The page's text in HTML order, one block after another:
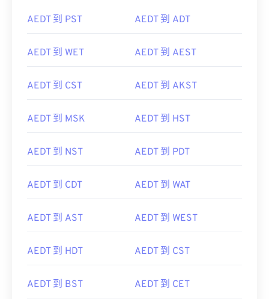
AEDT 到 PST AEDT 到 ADT
AEDT 到 WET AEDT 到 AEST
AEDT 到 CST AEDT 到 AKST
AEDT 到 MSK AEDT 到 HST
AEDT 到 NST AEDT 到 PDT
AEDT 到 CDT AEDT 到 WAT
AEDT 到 AST AEDT 到 WEST
AEDT 到 HDT AEDT 到 CST
AEDT 到 BST AEDT 到 CET